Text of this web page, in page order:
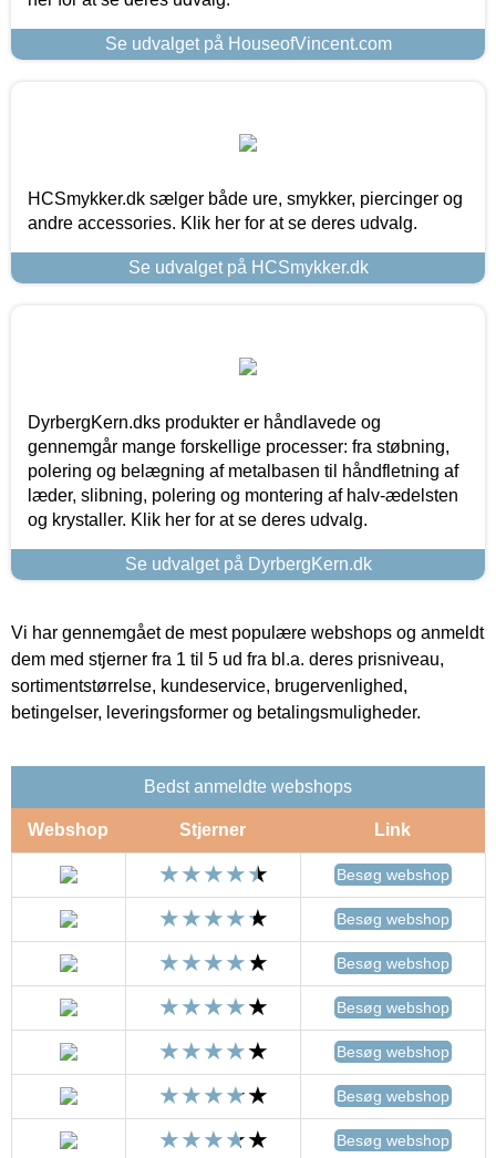
Se udvalget på HouseofVincent.com
HCSmykker.dk sælger både ure, smykker, piercinger og
andre accessories. Klik her for at se deres udvalg.
Se udvalget på HCSmykker.dk
DyrbergKern.dks produkter er håndlavede og
gennemgår mange forskellige processer: fra støbning,
polering og belægning af metalbasen til håndfletning af
læder, slibning, polering og montering af halv-ædelsten
og krystaller. Klik her for at se deres udvalg.
Se udvalget på DyrbergKern.dk
Vi har gennemgået de mest populære webshops og anmeldt
dem med stjerner fra 1 til 5 ud fra bl.a. deres prisniveau,
sortimentstørrelse, kundeservice, brugervenlighed,
betingelser, leveringsformer og betalingsmuligheder.
Bedst anmeldte webshops
Webshop Stjerner Link
Besøg webshop
Besøg webshop
Besøg webshop
Besøg webshop
Besøg webshop
Besøg webshop
Besøg webshop